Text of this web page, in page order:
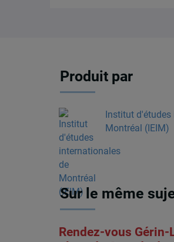
Produit par
Institut
Montréal (IEIM)
Sur le même
Rendez-vous Gérin-